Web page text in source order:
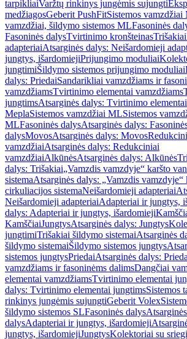
tarpikliaiVaržtų rinkinys jungėmis sujungti
medžiagosGeberit PushFitSistemos vamzdžiai
vamzdžiai, šildymo sistemos MLFasoninės
Fasoninės dalysTvirtinimo kronšteinasTrišakiai
adapteriaiAtsarginės dalys: Neišardomieji
jungtys, išardomiejiPrijungimo moduliai
jungtimiŠildymo sistemos prijungimo moduliai
dalys: PriedaiSandarikliai vamzdžiams ir
vamzdžiamsTvirtinimo elementai vamzdžiams
jungtimsAtsarginės dalys: Tvirtinimo
MeplaSistemos vamzdžiai MLSistemos
MLFasoninės dalysAtsarginės dalys:
dalysMovosAtsarginės dalys: Movos
vamzdžiaiAtsarginės dalys: Redukciniai
vamzdžiaiAlkūnėsAtsarginės dalys: Alkūnės
dalys: Trišakiai„Vamzdis vamzdyje“ karšto
sistemaAtsarginės dalys: „Vamzdis vamzdyje“
cirkuliacijos sistemaNeišardomieji adapteriai
Neišardomieji adapteriaiAdapteriai ir jungtys,
dalys: Adapteriai ir jungtys, išardomieji
KamščiaiJungtysAtsarginės dalys: Jungtys
jungtimiTrišakiai šildymo sistemaiAtsarginės
šildymo sistemaiŠildymo sistemos jungtys
sistemos jungtysPriedaiAtsarginės dalys:
vamzdžiams ir fasoninėms dalimsDangčiai
elementai vamzdžiamsTvirtinimo elementai
dalys: Tvirtinimo elementai jungtimsSistemos
rinkinys jungėmis sujungtiGeberit Volex
šildymo sistemos SLFasoninės dalys
dalysAdapteriai ir jungtys, išardomieji
jungtys, išardomiejiJungtysKolektoriai su